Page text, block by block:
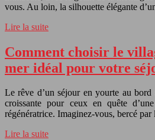
vous. Au loin, la silhouette élégante
Lire la suite
Comment choisir le
mer idéal pour votre
Le rêve d’un séjour en yourte au
croissante pour ceux en quête
régénératrice. Imaginez-vous, bercé
Lire la suite